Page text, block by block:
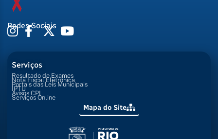
Redes Sociais
Serviços
Resultado de Exames
Nota Fiscal Eletrônica
Portais das Leis Municipais
IPTU
Avisos CPL
Serviços Online
Mapa do Site